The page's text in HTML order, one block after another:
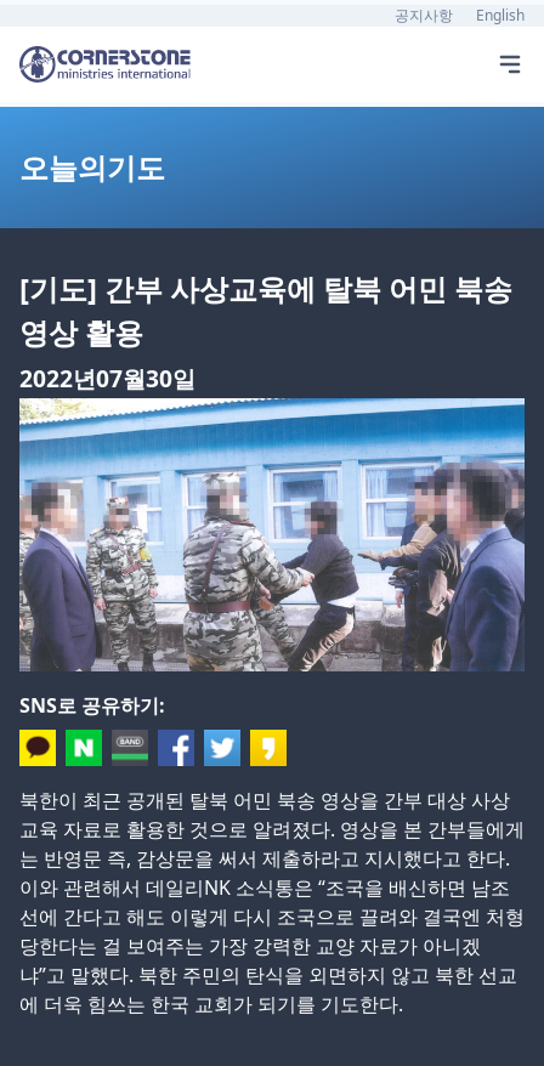
공지사항 English
오늘의기도
[기도] 간부 사상교육에 탈북 어민 북송
영상 활용
2022년07월30일
SNS로 공유하기:
북한이 최근 공개된 탈북 어민 북송 영상을 간부 대상 사상
교육 자료로 활용한 것으로 알려졌다. 영상을 본 간부들에게
는 반영문 즉, 감상문을 써서 제출하라고 지시했다고 한다.
이와 관련해서 데일리NK 소식통은 “조국을 배신하면 남조
선에 간다고 해도 이렇게 다시 조국으로 끌려와 결국엔 처형
당한다는 걸 보여주는 가장 강력한 교양 자료가 아니겠
냐”고 말했다. 북한 주민의 탄식을 외면하지 않고 북한 선교
에 더욱 힘쓰는 한국 교회가 되기를 기도한다.